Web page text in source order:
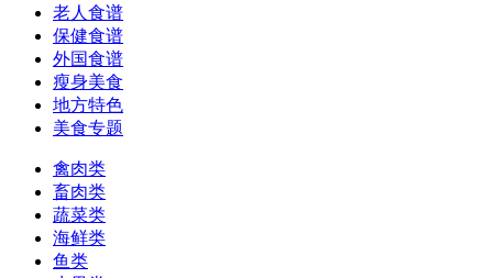
老人食谱
保健食谱
外国食谱
瘦身美食
地方特色
美食专题
禽肉类
畜肉类
蔬菜类
海鲜类
鱼类